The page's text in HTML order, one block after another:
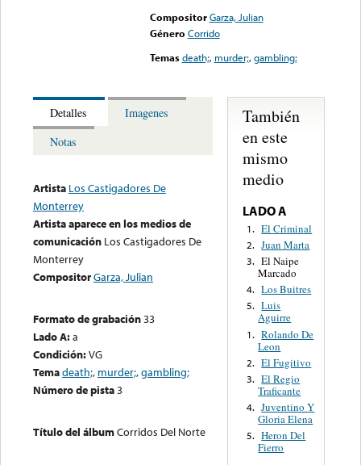
Compositor Garza, Julian
Género Corrido
Temas death;, murder;,gambling;
Detalles
Imagenes
Notas
Artista Los Castigadores De
Monterrey
Artista aparece en los medios de
comunicación Los Castigadores De
Monterrey
CompositorGarza, Julian
Formato de grabación33
Lado A:a
Condición:VG
Temadeath;, murder;,gambling;
Número de pista3
Título del álbumCorridos Del Norte
También
en este
mismo
medio
LADO A
1. El Criminal
2. Juan Marta
3. El Naipe
Marcado
4. Los Buitres
5. Luis
Aguirre
1. Rolando De
Leon
2. El Fugitivo
3. El Regio
Traficante
4. Juventino Y
Gloria Elena
5. Heron Del
Fierro